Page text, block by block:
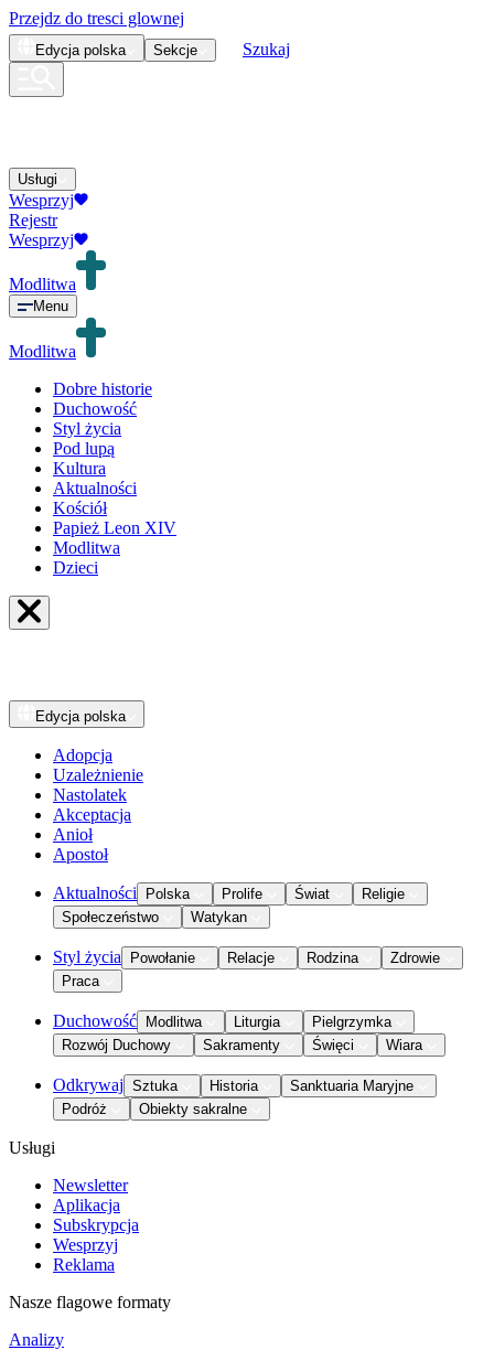
Przejdz do tresci glownej
Edycja polska Sekcje Szukaj
Usługi
Wesprzyj
Rejestr
Wesprzyj
Modlitwa
Menu
Modlitwa
Dobre historie
Duchowość
Styl życia
Pod lupą
Kultura
Aktualności
Kościół
Papież Leon XIV
Modlitwa
Dzieci
Edycja polska
Adopcja
Uzależnienie
Nastolatek
Akceptacja
Anioł
Apostoł
Aktualności Polska Prolife Świat
Religie
Społeczeństwo
Watykan
Styl życia Powołanie Relacje Rodzina
Zdrowie
Praca
Duchowość Modlitwa Liturgia
Pielgrzymka
Rozwój Duchowy
Sakramenty Święci Wiara
Odkrywaj Sztuka Historia
Sanktuaria Maryjne
Podróż
Obiekty sakralne
Usługi
Newsletter
Aplikacja
Subskrypcja
Wesprzyj
Reklama
Nasze flagowe formaty
Analizy